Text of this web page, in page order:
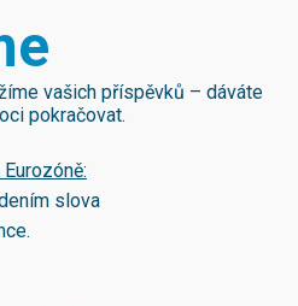
vašich příspěvků – dáváte
pokračovat.
slova